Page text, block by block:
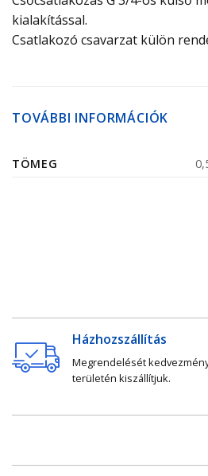
kialakítással.
Csatlakozó csavarzat külön
TOVÁBBI INFORMÁCIÓK
TÖMEG
Házhozszállítás
Megrendelését
területén kiszállítjuk.